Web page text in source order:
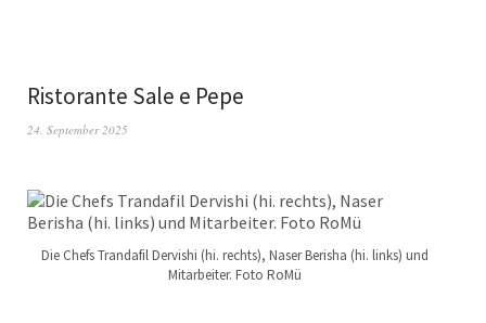
Ristorante Sale e Pepe
24. September 2025
Die Chefs Trandafil Dervishi (hi. rechts), Naser Berisha (hi. links) und
Mitarbeiter. Foto RoMü